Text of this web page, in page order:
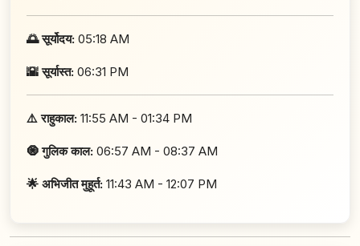
🌅 सूर्योदय: 05:18 AM
🌇 सूर्यास्त: 06:31 PM
⚠️ राहुकाल: 11:55 AM - 01:34 PM
🧿 गुलिक काल: 06:57 AM - 08:37 AM
🌟 अभिजीत मुहूर्त: 11:43 AM - 12:07 PM